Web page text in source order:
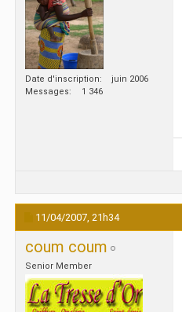
Date d'inscription
juin 2006
Messages
1 346
11/04/2007, 21h34
coum coum
Senior Member